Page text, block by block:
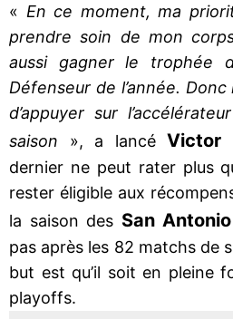
« En ce moment, ma
prendre soin de mon
aussi gagner le trophée
Défenseur de l’année.
d’appuyer sur
saison », a lancé Victor
dernier ne peut rater plus
rester éligible aux
la saison des San
pas après les 82 matchs de
but est qu’il soit en pleine
playoffs.